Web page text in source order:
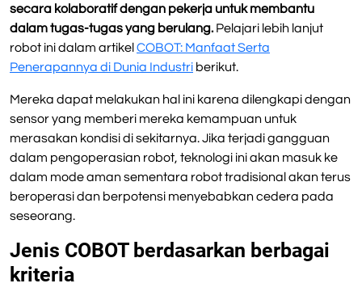
secara kolaboratif dengan pekerja untuk membantu
dalam tugas-tugas yang berulang. Pelajari lebih lanjut
robot ini dalam artikel COBOT: Manfaat Serta
Penerapannya di Dunia Industri berikut.
Mereka dapat melakukan hal ini karena dilengkapi dengan
sensor yang memberi mereka kemampuan untuk
merasakan kondisi di sekitarnya. Jika terjadi gangguan
dalam pengoperasian robot, teknologi ini akan masuk ke
dalam mode aman sementara robot tradisional akan terus
beroperasi dan berpotensi menyebabkan cedera pada
seseorang.
Jenis COBOT berdasarkan berbagai
kriteria